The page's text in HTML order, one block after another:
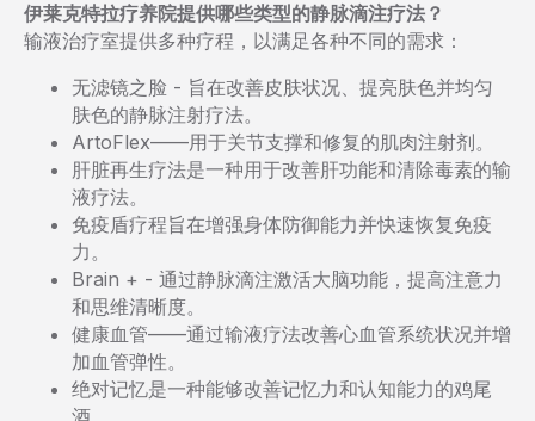
伊莱克特拉疗养院提供哪些类型的静脉滴注疗法？
输液治疗室提供多种疗程，以满足各种不同的需求：
无滤镜之脸 - 旨在改善皮肤状况、提亮肤色并均匀
肤色的静脉注射疗法。
ArtoFlex——用于关节支撑和修复的肌肉注射剂。
肝脏再生疗法是一种用于改善肝功能和清除毒素的输
液疗法。
免疫盾疗程旨在增强身体防御能力并快速恢复免疫
力。
Brain + - 通过静脉滴注激活大脑功能，提高注意力
和思维清晰度。
健康血管——通过输液疗法改善心血管系统状况并增
加血管弹性。
绝对记忆是一种能够改善记忆力和认知能力的鸡尾
酒。